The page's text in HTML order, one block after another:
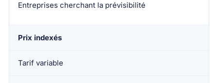
Entreprises cherchant la prévisibilité
Prix indexés
Tarif variable